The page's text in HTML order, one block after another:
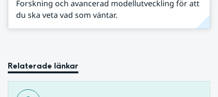
Forskning och avancerad modellutveckling för att
du ska veta vad som väntar.
Relaterade länkar